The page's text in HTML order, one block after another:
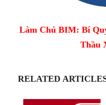
Làm Chủ BIM: Bí
Thầu
RELATED